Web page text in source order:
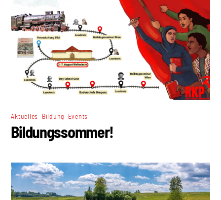
Aktuelles Bildung Events
Bildungssommer!